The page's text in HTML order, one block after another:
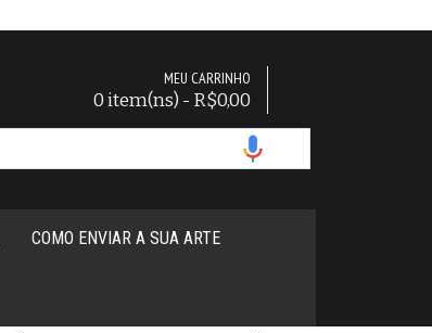
MEU CARRINHO
0 item(ns) - R$0,00
COMO ENVIAR A SUA ARTE